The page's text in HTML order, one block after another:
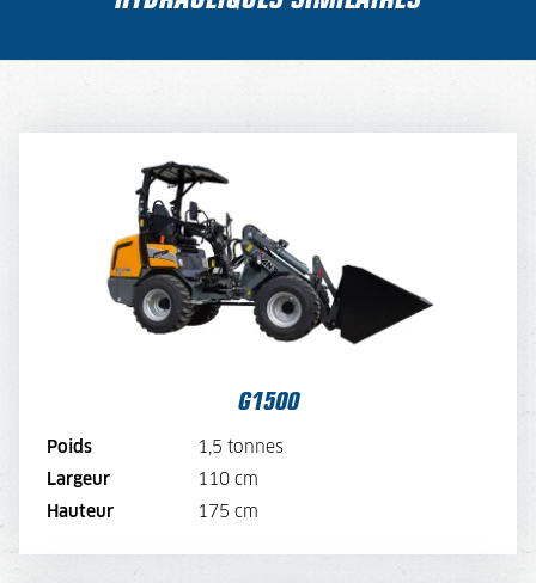
G1500
Poids
1,5 tonnes
Largeur
110 cm
Hauteur
175 cm
110,-
88,-
TARIF MENSUEL
66,-